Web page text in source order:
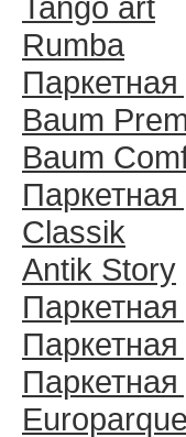
Rumba
Baum
Baum
Classik
Antik Story